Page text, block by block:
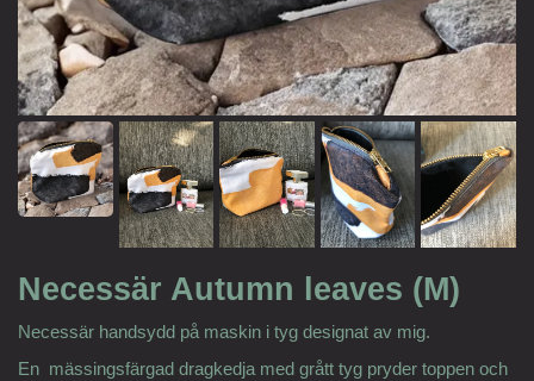
Necessär Autumn leaves (M)
Necessär handsydd på maskin i tyg designat av mig.
En mässingsfärgad dragkedja med grått tyg pryder toppen och